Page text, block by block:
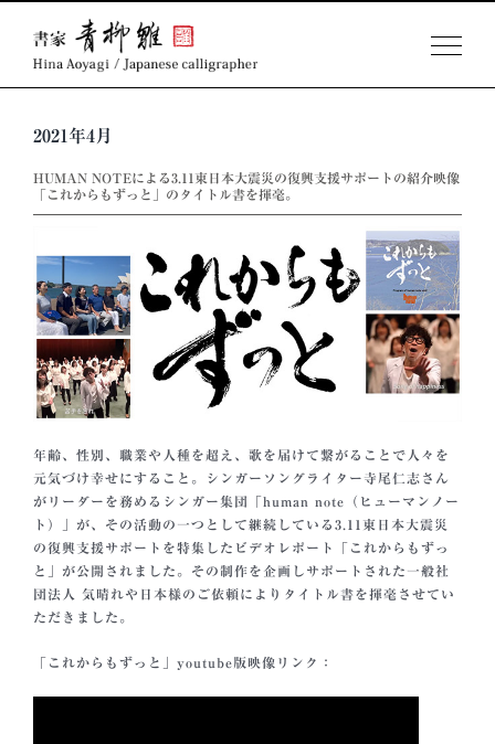
Skip
2021年4月
HUMAN NOTEによる3.11東日本大震災の復興支援サポートの紹介映像
「これからもずっと」のタイトル書を揮毫。
年齢、性別、職業や人種を超え、歌を届けて繋がることで人々を
元気づけ幸せにすること。シンガーソングライター寺尾仁志さん
がリーダーを務めるシンガー集団「human note（ヒューマンノー
ト）」が、その活動の一つとして継続している3.11東日本大震災
の復興支援サポートを特集したビデオレポート「これからもずっ
と」が公開されました。その制作を企画しサポートされた一般社
団法人 気晴れや日本様のご依頼によりタイトル書を揮毫させてい
ただきました。
「これからもずっと」youtube版映像リンク：